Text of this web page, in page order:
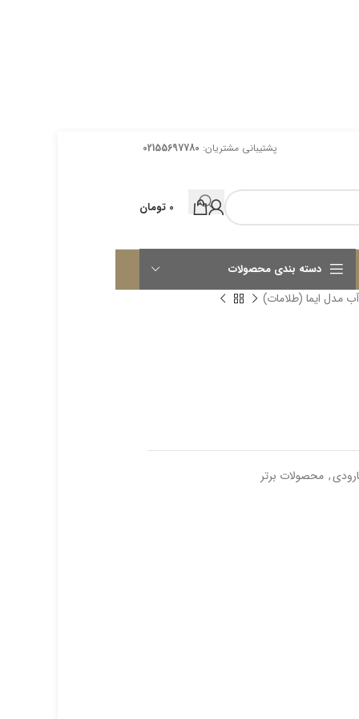
پشتیبانی مشتریان: 02155697780
0 تومان
دسته بندی محصولات
مدل ایما (طلامات)
, محصولات برتر